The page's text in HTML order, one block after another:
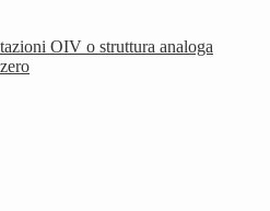
OIV o struttura analoga